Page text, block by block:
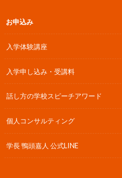
お申込み
入学体験講座
入学申し込み・受講料
話し方の学校スピーチアワード
個人コンサルティング
学長 鴨頭嘉人 公式LINE